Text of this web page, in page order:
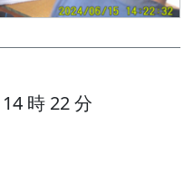
14 時 22 分